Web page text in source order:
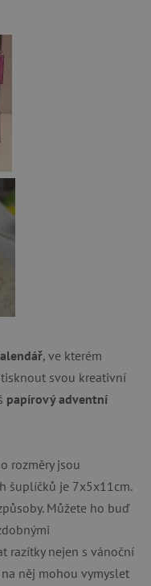
, ve kterém
svou kreativní
papírový adventní
rozměry jsou
šuplíčků je 7x5x11cm.
Můžete ho buď
razítky nejen s vánoční
něj mohou vymyslet